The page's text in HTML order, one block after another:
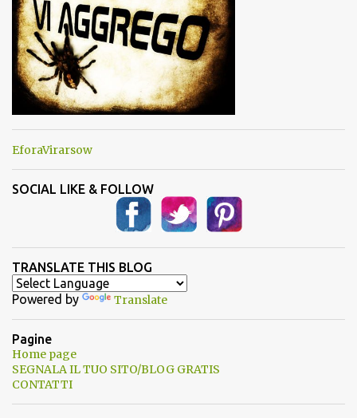
EforaVirarsow
SOCIAL LIKE & FOLLOW
TRANSLATE THIS BLOG
Powered by Translate
Pagine
Home page
SEGNALA IL TUO SITO/BLOG GRATIS
CONTATTI